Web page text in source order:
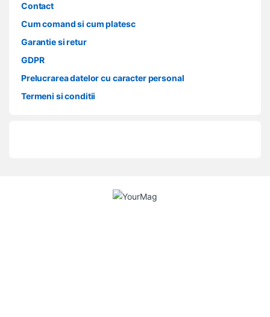
Contact
Cum comand si cum platesc
Garantie si retur
GDPR
Prelucrarea datelor cu caracter personal
Termeni si conditii